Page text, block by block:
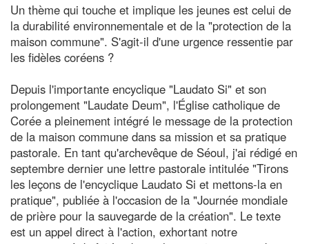
Un thème qui touche et implique les jeunes est celui de
la durabilité environnementale et de la "protection de la
maison commune". S'agit-il d'une urgence ressentie par
les fidèles coréens ?
Depuis l'importante encyclique "Laudato Si" et son
prolongement "Laudate Deum", l'Église catholique de
Corée a pleinement intégré le message de la protection
de la maison commune dans sa mission et sa pratique
pastorale. En tant qu'archevêque de Séoul, j'ai rédigé en
septembre dernier une lettre pastorale intitulée "Tirons
les leçons de l'encyclique Laudato Si et mettons-la en
pratique", publiée à l'occasion de la "Journée mondiale
de prière pour la sauvegarde de la création". Le texte
est un appel direct à l'action, exhortant notre